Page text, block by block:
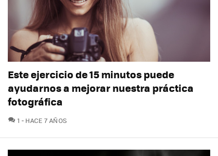
Este ejercicio de 15 minutos puede
ayudarnos a mejorar nuestra práctica
fotográfica
1 COMENTARIOS
HACE 7 AÑOS